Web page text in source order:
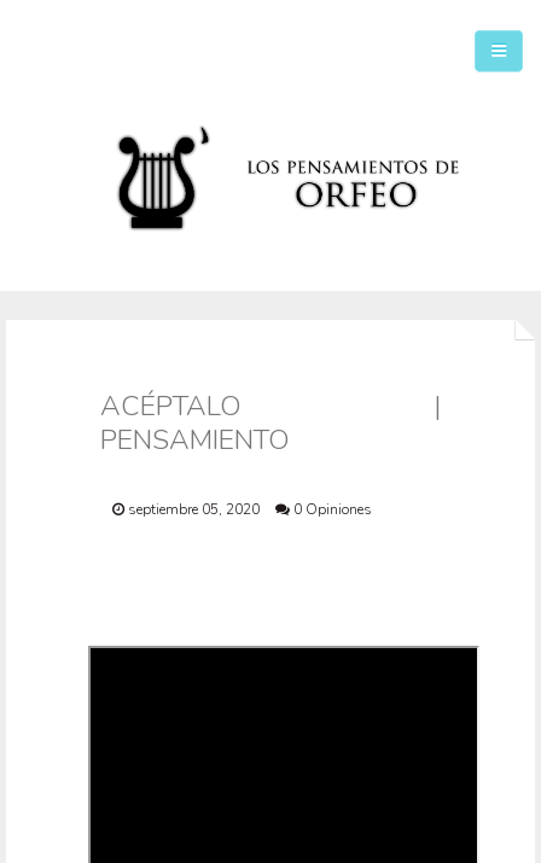
ACÉPTALO |
PENSAMIENTO
septiembre 05, 2020 0 Opiniones